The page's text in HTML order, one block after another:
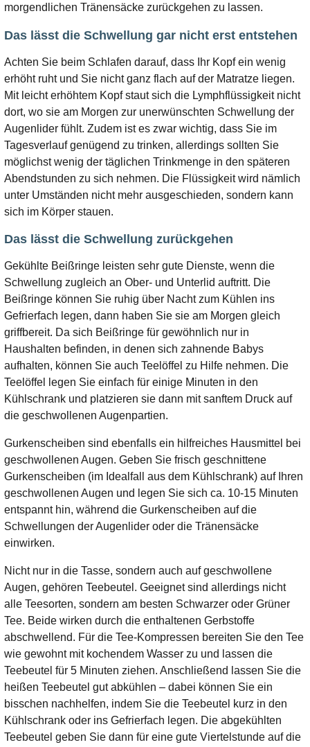
morgendlichen Tränensäcke zurückgehen zu lassen.
Das lässt die Schwellung gar nicht erst entstehen
Achten Sie beim Schlafen darauf, dass Ihr Kopf ein wenig
erhöht ruht und Sie nicht ganz flach auf der Matratze liegen.
Mit leicht erhöhtem Kopf staut sich die Lymphflüssigkeit nicht
dort, wo sie am Morgen zur unerwünschten Schwellung der
Augenlider fühlt. Zudem ist es zwar wichtig, dass Sie im
Tagesverlauf genügend zu trinken, allerdings sollten Sie
möglichst wenig der täglichen Trinkmenge in den späteren
Abendstunden zu sich nehmen. Die Flüssigkeit wird nämlich
unter Umständen nicht mehr ausgeschieden, sondern kann
sich im Körper stauen.
Das lässt die Schwellung zurückgehen
Gekühlte Beißringe leisten sehr gute Dienste, wenn die
Schwellung zugleich an Ober- und Unterlid auftritt. Die
Beißringe können Sie ruhig über Nacht zum Kühlen ins
Gefrierfach legen, dann haben Sie sie am Morgen gleich
griffbereit. Da sich Beißringe für gewöhnlich nur in
Haushalten befinden, in denen sich zahnende Babys
aufhalten, können Sie auch Teelöffel zu Hilfe nehmen. Die
Teelöffel legen Sie einfach für einige Minuten in den
Kühlschrank und platzieren sie dann mit sanftem Druck auf
die geschwollenen Augenpartien.
Gurkenscheiben sind ebenfalls ein hilfreiches Hausmittel bei
geschwollenen Augen. Geben Sie frisch geschnittene
Gurkenscheiben (im Idealfall aus dem Kühlschrank) auf Ihren
geschwollenen Augen und legen Sie sich ca. 10-15 Minuten
entspannt hin, während die Gurkenscheiben auf die
Schwellungen der Augenlider oder die Tränensäcke
einwirken.
Nicht nur in die Tasse, sondern auch auf geschwollene
Augen, gehören Teebeutel. Geeignet sind allerdings nicht
alle Teesorten, sondern am besten Schwarzer oder Grüner
Tee. Beide wirken durch die enthaltenen Gerbstoffe
abschwellend. Für die Tee-Kompressen bereiten Sie den Tee
wie gewohnt mit kochendem Wasser zu und lassen die
Teebeutel für 5 Minuten ziehen. Anschließend lassen Sie die
heißen Teebeutel gut abkühlen – dabei können Sie ein
bisschen nachhelfen, indem Sie die Teebeutel kurz in den
Kühlschrank oder ins Gefrierfach legen. Die abgekühlten
Teebeutel geben Sie dann für eine gute Viertelstunde auf die